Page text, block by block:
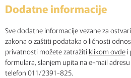
Dodatne informacije
Sve dodatne informacije vezane za
zakona o zaštiti podataka o ličnosti
privatnosti možete zatražiti klikom ovde i
formulara, slanjem upita na e-mail
telefon 011/2391-825.